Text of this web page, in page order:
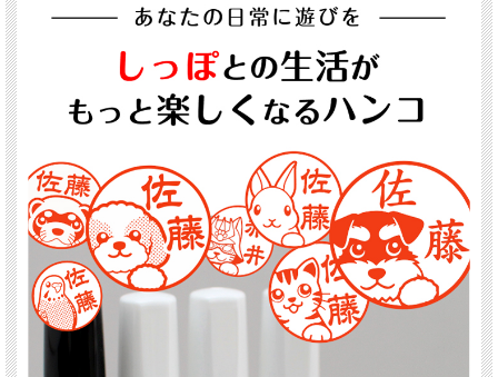
でかわいい犬雑貨として人気があります。
誕生日プレゼントはもちろん、送別や退職のお礼、母の日や父の日、敬老の日の贈
り物、プチギフトなど、幅広いシーンで選ばれています。 気を使わせにくい価格
帯でありながら、名入れという特別感があるので、贈る側ももらう側も心地よい距
離感でプレゼントを楽しめます。
です。 高すぎず安すぎない、実用的でかわいい犬モチーフ雑貨として、大人の女
性にも人気があります。
家族、友人、上司、同僚など、犬好きの方への贈り物に幅広く対応できます。 職
場で使える動物モチーフの文房具としても、さりげなくかわいらしさを取り入れら
れます。
ラッピングも可能なので、そのまま贈り物としてお渡しいただけます。 キャバリ
アを愛する方にとって、毎日使うたびにほっこり笑顔になれる、そんなネーム印で
す。